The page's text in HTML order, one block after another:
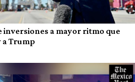
inversiones a mayor ritmo que
a Trump